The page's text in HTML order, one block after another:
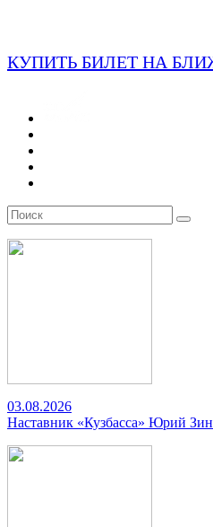
КУПИТЬ БИЛЕТ НА
03.08.2026
Наставник «Кузбасса» Юрий